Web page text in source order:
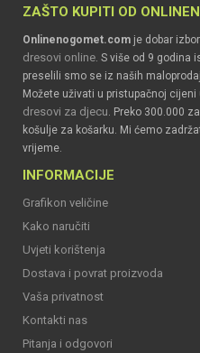
ZAŠTO KUPITI OD
Onlinenogomet.com je dobar
dresovi online. S više od 9 godina
preselili smo se iz naših
Možete uživati u pristupačnoj
dresovi za djecu. Preko 300.000
košulje za košarku. Mi ćemo
vrijeme.
INFORMACIJE
Grafikon veličine
Kako naručiti
Uvjeti korištenja
Dostava i povrat proizvoda
Vaša privatnost
Kontakti nas
Pitanja i odgovori